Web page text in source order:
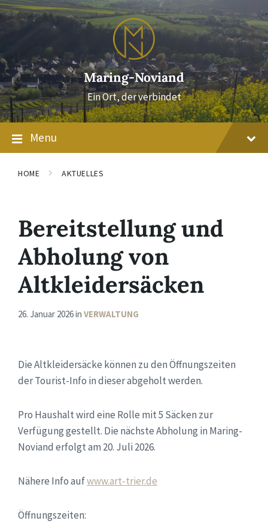
Skip
to
content
Skip
to
main
Skip
to
footer
Maring-Noviand
Ein Ort, der verbindet
Menu
HOME AKTUELLES
Bereitstellung und
Abholung von
Altkleidersäcken
26. Januar 2026in VERWALTUNG
Die Altkleidersäcke können zu den Öffnungszeiten
der Tourist-Info in dieser abgeholt werden.
Pro Haushalt wird eine Rolle mit 5 Säcken zur
Verfügung gestellt. Die nächste Abholung in Maring-
Noviand erfolgt am 20. Juli 2026.
Nähere Info aufwww.art-trier.de
Öffnungszeiten: